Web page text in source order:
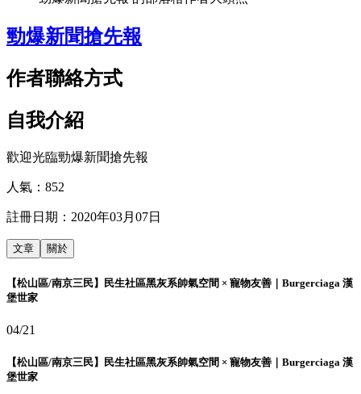
勁爆新聞搶先報
作者聯絡方式
自我介紹
歡迎光臨勁爆新聞搶先報
人氣： 852
註冊日期： 2020年03月07日
文章 關於
【松山區/南京三民】民生社區黑灰系帥氣空間 × 寵物友善｜Burgerciaga 漢
堡世家
04/21
【松山區/南京三民】民生社區黑灰系帥氣空間 × 寵物友善｜Burgerciaga 漢
堡世家